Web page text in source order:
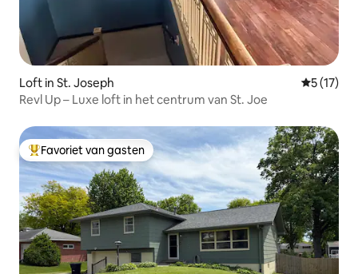
Loft in St. Joseph
5 (17)
Revl Up – Luxe loft in het centrum van St. Joe
Topfavoriet van gasten
Favoriet van gasten